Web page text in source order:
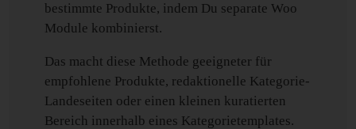
bestimmte Produkte, indem Du separate Woo
Module kombinierst.
Das macht diese Methode geeigneter für
empfohlene Produkte, redaktionelle Kategorie-
Landeseiten oder einen kleinen kuratierten
Bereich innerhalb eines Kategorietemplates.